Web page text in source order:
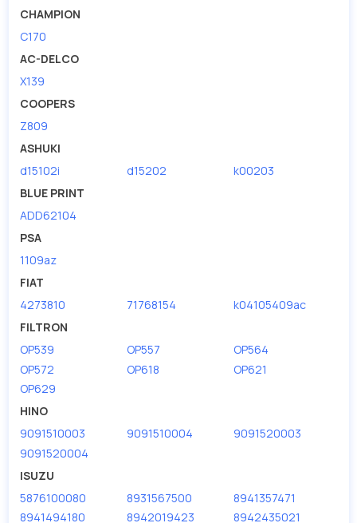
CHAMPION
C170
AC-DELCO
X139
COOPERS
Z809
ASHUKI
d15102i
d15202
k00203
BLUE PRINT
ADD62104
PSA
1109az
FIAT
4273810
71768154
k04105409ac
FILTRON
OP539
OP557
OP564
OP572
OP618
OP621
OP629
HINO
9091510003
9091510004
9091520003
9091520004
ISUZU
5876100080
8931567500
8941357471
8941494180
8942019423 8942435021